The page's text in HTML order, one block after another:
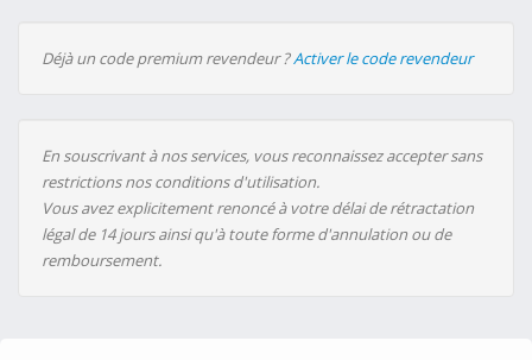
Déjà un code premium revendeur ?Activer le code revendeur
En souscrivant à nos services, vous reconnaissez accepter sans
restrictions nos conditions d'utilisation.
Vous avez explicitement renoncé à votre délai de rétractation
légal de 14 jours ainsi qu'à toute forme d'annulation ou de
remboursement.